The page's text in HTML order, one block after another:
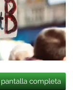
pantalla completa